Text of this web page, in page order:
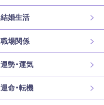
結婚生活
職場関係
運勢・運気
運命・転機